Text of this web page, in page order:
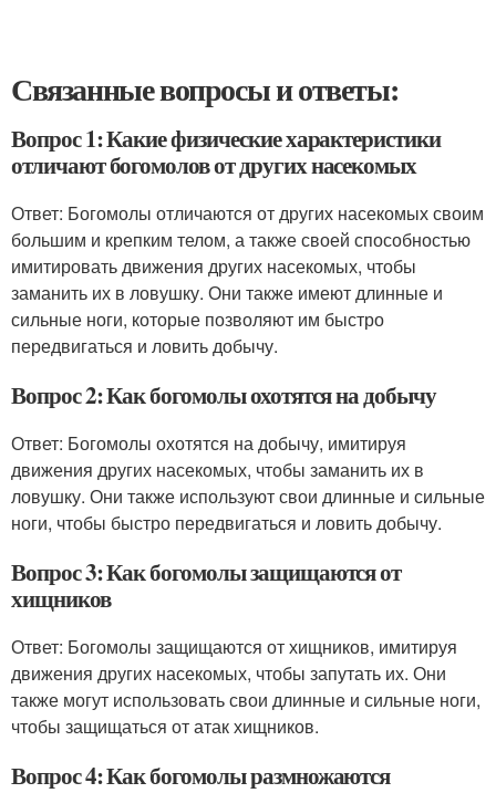
Связанные вопросы и ответы:
Вопрос 1: Какие физические характеристики
отличают богомолов от других насекомых
Ответ: Богомолы отличаются от других насекомых своим
большим и крепким телом, а также своей способностью
имитировать движения других насекомых, чтобы
заманить их в ловушку. Они также имеют длинные и
сильные ноги, которые позволяют им быстро
передвигаться и ловить добычу.
Вопрос 2: Как богомолы охотятся на добычу
Ответ: Богомолы охотятся на добычу, имитируя
движения других насекомых, чтобы заманить их в
ловушку. Они также используют свои длинные и сильные
ноги, чтобы быстро передвигаться и ловить добычу.
Вопрос 3: Как богомолы защищаются от
хищников
Ответ: Богомолы защищаются от хищников, имитируя
движения других насекомых, чтобы запутать их. Они
также могут использовать свои длинные и сильные ноги,
чтобы защищаться от атак хищников.
Вопрос 4: Как богомолы размножаются